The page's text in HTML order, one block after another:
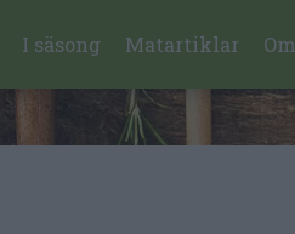
I säsong Matartiklar